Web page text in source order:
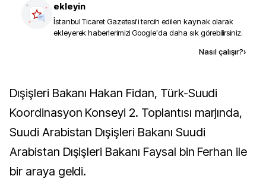
ekleyin
İstanbul Ticaret Gazetesi'i tercih edilen kaynak olarak
ekleyerek haberlerimizi Google'da daha sık görebilirsiniz.
Nasıl çalışır?›
Dışişleri Bakanı Hakan Fidan, Türk-Suudi
Koordinasyon Konseyi 2. Toplantısı marjında,
Suudi Arabistan Dışişleri Bakanı Suudi
Arabistan Dışişleri Bakanı Faysal bin Ferhan ile
bir araya geldi.